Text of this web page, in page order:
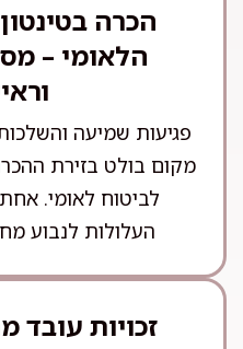
הכרה
הלאומי –
פגיעות שמיעה
מקום בולט בזירת
לביטוח לאומי.
העלולות לנבוע
זכויות